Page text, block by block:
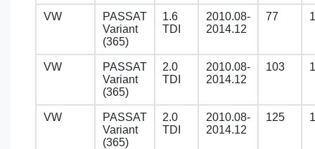
VW
PASSAT
Variant
(365)
1.6
TDI
2010.08-
2014.12
77
VW
PASSAT
Variant
(365)
2.0
TDI
2010.08-
2014.12
103
VW
PASSAT
Variant
(365)
2.0
TDI
2010.08-
2014.12
125